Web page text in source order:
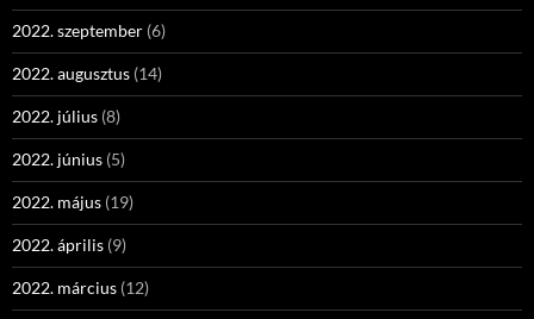
2022. szeptember (6)
2022. augusztus (14)
2022. július (8)
2022. június (5)
2022. május (19)
2022. április (9)
2022. március (12)